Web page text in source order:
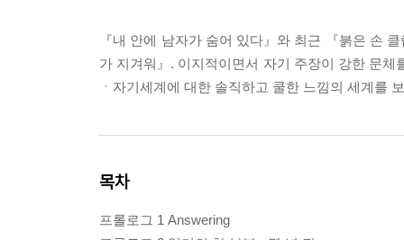
『내 안에 남자가 숨어 있다』와 최근 『붉은 손
가 지겨워』. 이지적이면서 자기 주장이 강한 문
ㆍ자기세계에 대한 솔직하고 쿨한 느낌의 세계를
목차
프롤로그 1 Answering